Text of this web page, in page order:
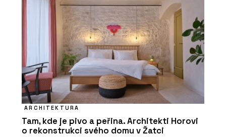
ARCHITEKTURA
Tam, kde je pivo a peřina. Architekti Horovi
o rekonstrukci svého domu v Žatci